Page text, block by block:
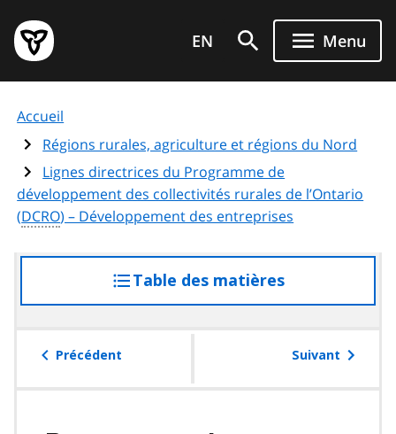
au
contenu
principal
Page
d'accueil
de
l'Ontario
EN Menu
Accueil
Régions rurales, agriculture et régions du Nord
Lignes directrices du Programme de
développement des collectivités rurales de l’Ontario
(DCRO) – Développement des entreprises
Table des matières
à
table
Précédent Suivant